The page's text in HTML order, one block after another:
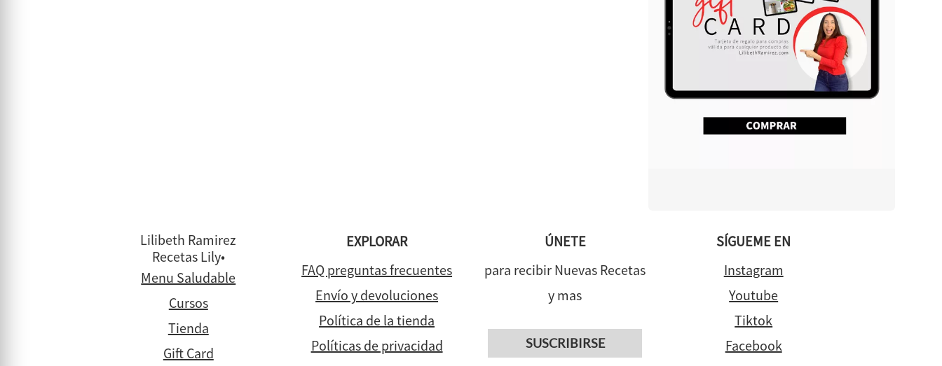
Lilibeth Ramirez
Recetas Lily•
Menu Saludable
Cursos
Tienda
Gift Card
EXPLORAR
FAQ preguntas frecuentes
Envío y devoluciones
Política de la tienda
Políticas de privacidad
ÚNETE
para recibir Nuevas Recetas
y mas
SUSCRIBIRSE
SÍGUEME EN
Instagram
Youtube
Tiktok
Facebook